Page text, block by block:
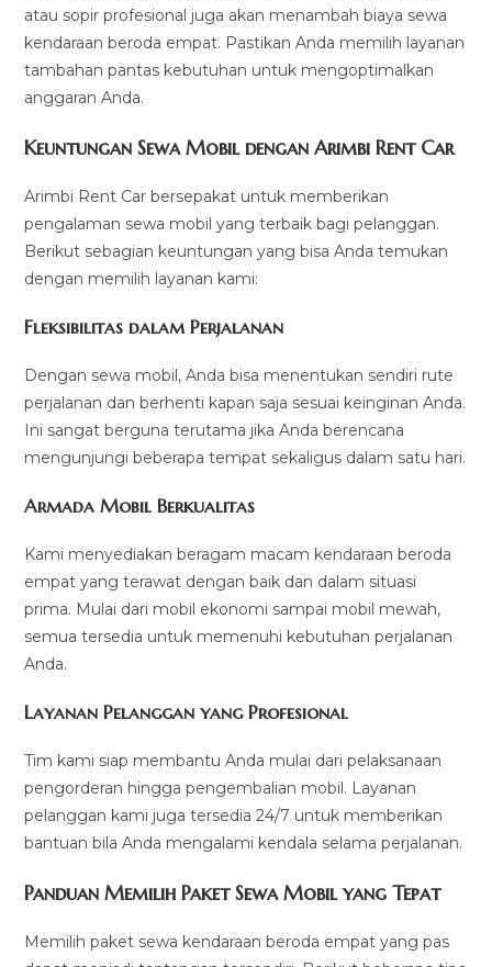
atau sopir profesional juga akan menambah biaya sewa
kendaraan beroda empat. Pastikan Anda memilih layanan
tambahan pantas kebutuhan untuk mengoptimalkan
anggaran Anda.
Keuntungan Sewa Mobil dengan Arimbi Rent Car
Arimbi Rent Car bersepakat untuk memberikan
pengalaman sewa mobil yang terbaik bagi pelanggan.
Berikut sebagian keuntungan yang bisa Anda temukan
dengan memilih layanan kami:
Fleksibilitas dalam Perjalanan
Dengan sewa mobil, Anda bisa menentukan sendiri rute
perjalanan dan berhenti kapan saja sesuai keinginan Anda.
Ini sangat berguna terutama jika Anda berencana
mengunjungi beberapa tempat sekaligus dalam satu hari.
Armada Mobil Berkualitas
Kami menyediakan beragam macam kendaraan beroda
empat yang terawat dengan baik dan dalam situasi
prima. Mulai dari mobil ekonomi sampai mobil mewah,
semua tersedia untuk memenuhi kebutuhan perjalanan
Anda.
Layanan Pelanggan yang Profesional
Tim kami siap membantu Anda mulai dari pelaksanaan
pengorderan hingga pengembalian mobil. Layanan
pelanggan kami juga tersedia 24/7 untuk memberikan
bantuan bila Anda mengalami kendala selama perjalanan.
Panduan Memilih Paket Sewa Mobil yang Tepat
Memilih paket sewa kendaraan beroda empat yang pas